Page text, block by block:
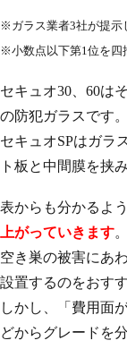
※ガラス業者3社が提示
※小数点以下第1位を四
セキュオ30、60は
の防犯ガラスです。
セキュオSPはガラ
ト板と中間膜を挟
表からも分かるよう
上がっていきます。
空き巣の被害にあ
設置するのをおす
しかし、「費用面
どからグレードを